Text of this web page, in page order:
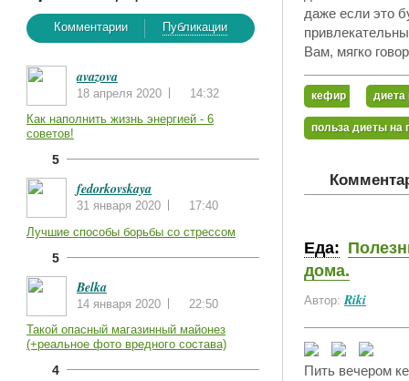
даже если это
Вам, мягко
кефир диета
польза диеты на
Еда:
дома.
Автор: Riki
Пить вечером
Комментарии Публикации
avazova
18 апреля 2020
14:32
Как наполнить жизнь энергией - 6
советов!
5
fedorkovskaya
31 января 2020
17:40
Лучшие способы борьбы со стрессом
5
Belka
14 января 2020
22:50
Такой опасный магазинный майонез
(+реальное фото вредного состава)
4